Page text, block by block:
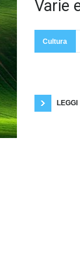
Varie
Cultura
LEGGI